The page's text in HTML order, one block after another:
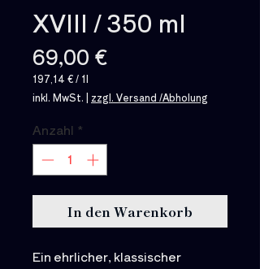
XVIII / 350 ml
69,00 €Preis
197,14 €/ 1l
197,14 €
pro
Liter
inkl. MwSt. | zzgl. Versand /Abholung
Anzahl *
In den Warenkorb
Ein ehrlicher, klassischer